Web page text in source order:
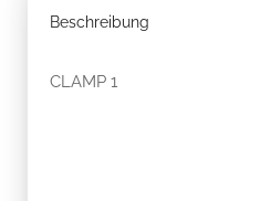
Beschreibung
CLAMP 1